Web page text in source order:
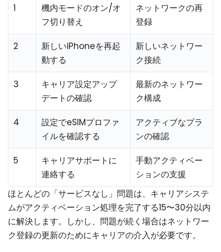
1
機内モードのオン/オ
フ切り替え
ネットワークの再
登録
2
新しいiPhoneを再起
動する
新しいネットワー
ク接続
3
キャリア設定アップ
デートの確認
最新のネットワー
ク構成
4
設定でeSIMプロファ
イルを確認する
アクティブなプラ
ンの確認
5
キャリアサポートに
連絡する
手動アクティベー
ションの支援
ほとんどの「サービスなし」問題は、キャリアシステ
ムがアクティベーション処理を完了する15〜30分以内
に解決します。しかし、問題が続く場合はネットワー
ク登録の更新のためにキャリアの介入が必要です。